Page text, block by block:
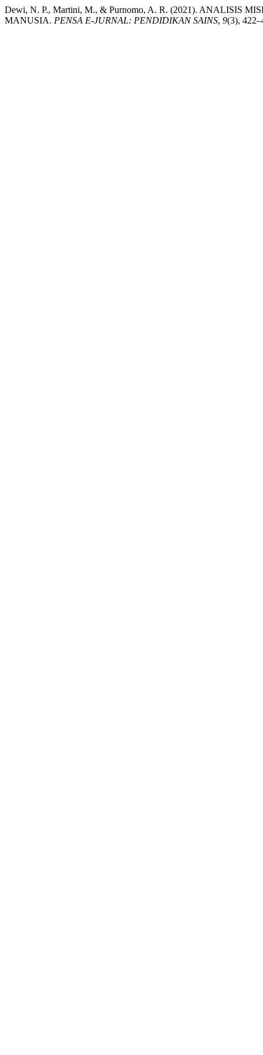
Dewi, N. P., Martini, M., & Purnomo, A. R. (2021). ANALISIS
MANUSIA. PENSA E-JURNAL: PENDIDIKAN SAINS, 9(3),